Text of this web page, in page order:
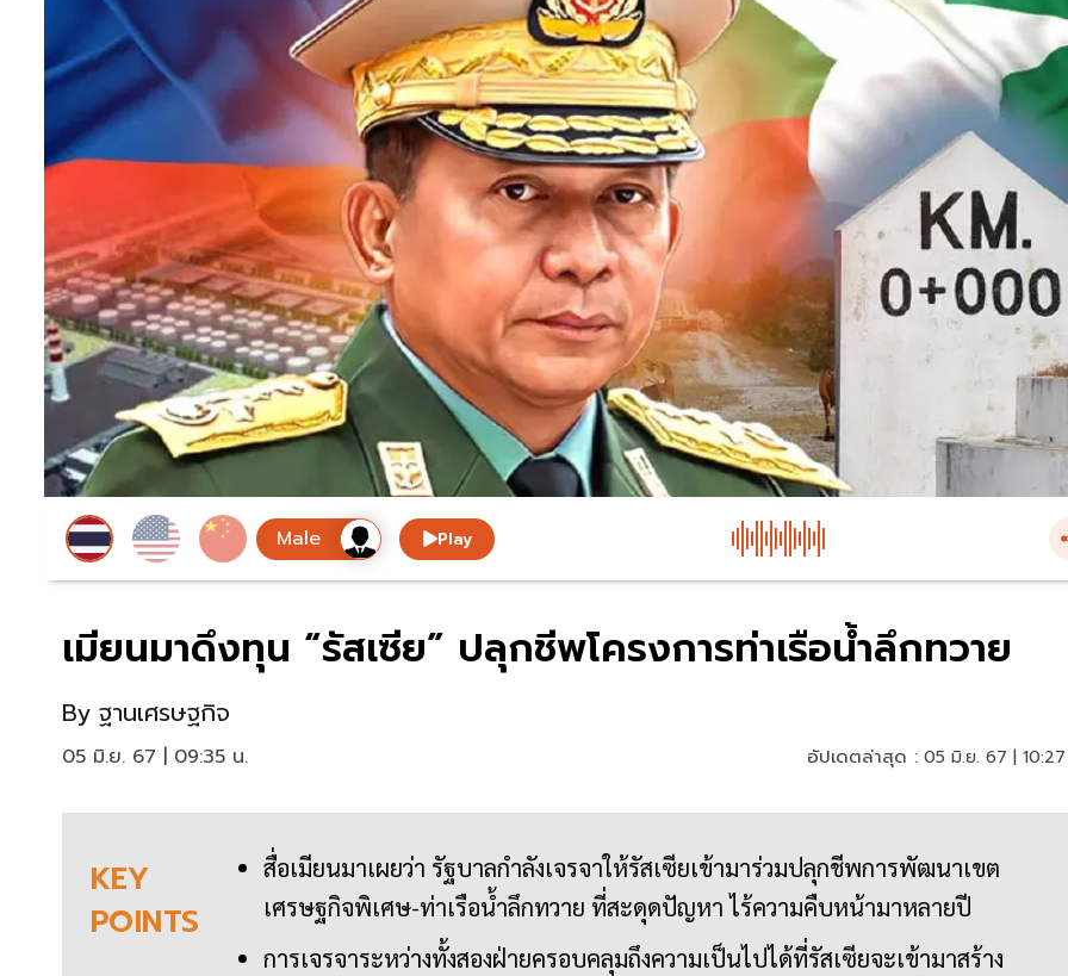
Play
เมียนมาดึงทุน “รัสเซีย” ปลุกชีพโครงการท่าเรือน้ำลึกทวาย
By ฐานเศรษฐกิจ
05 มิ.ย. 67 | 09:35 น. อัปเดตล่าสุด : 05 มิ.ย. 67 |
KEY
POINTS
สื่อเมียนมาเผยว่า รัฐบาลกำลังเจรจาให้รัสเซียเข้ามาร่วมปลุกชีพการพัฒนาเขต
เศรษฐกิจพิเศษ-ท่าเรือน้ำลึกทวาย ที่สะดุดปัญหา ไร้ความคืบหน้ามาหลายปี
การเจรจาระหว่างทั้งสองฝ่ายครอบคลุมถึงความเป็นไปได้ที่รัสเซียจะเข้ามาสร้าง